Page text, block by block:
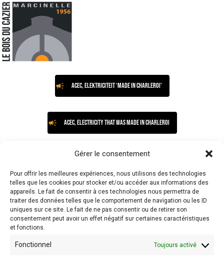
Gérer le consentement
Pour offrir les meilleures expériences, nous utilisons des technologies
telles que les cookies pour stocker et/ou accéder aux informations des
appareils. Le fait de consentir à ces technologies nous permettra de
traiter des données telles que le comportement de navigation ou les ID
uniques sur ce site. Le fait de ne pas consentir ou de retirer son
consentement peut avoir un effet négatif sur certaines caractéristiques
et fonctions.
Fonctionnel Toujours activé
ACEC, elektriciteit ‘made in Charleroi’
ACEC, electricity that was made in Charleroi